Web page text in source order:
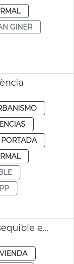
GINER
PORTADA
Nuevas viviendas alquiler asequible en La Punta València